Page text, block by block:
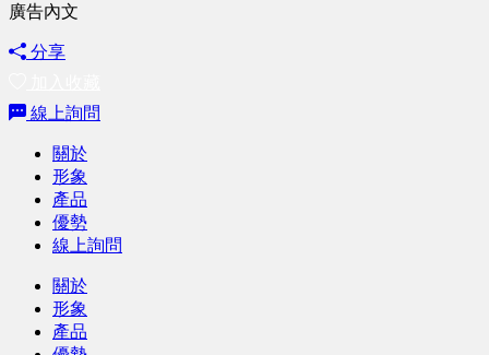
廣告內文
分享
線上詢問
關於
形象
產品
優勢
線上詢問
關於
形象
產品